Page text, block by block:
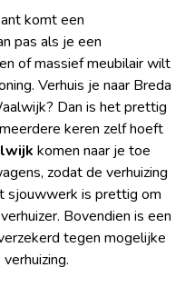
komt een
pas als je een
of massief meubilair wilt
Verhuis je naar Breda
Dan is het prettig
keren zelf hoeft
komen naar je toe
zodat de verhuizing
sjouwwerk is prettig om
Bovendien is een
tegen mogelijke